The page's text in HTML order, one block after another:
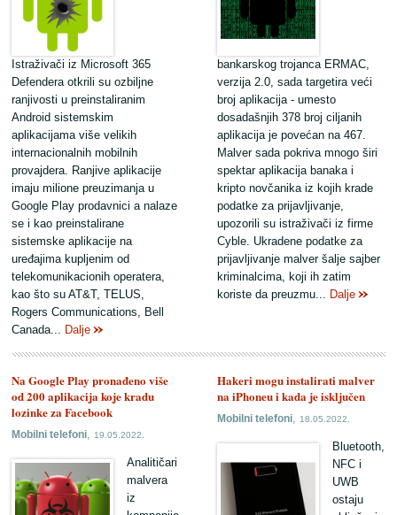
bankarskog trojanca ERMAC,
verzija 2.0, sada targetira veći
broj aplikacija - umesto
dosadašnjih 378 broj ciljanih
aplikacija je povećan na 467.
Malver sada pokriva mnogo širi
spektar aplikacija banaka i
kripto novčanika iz kojih krade
podatke za prijavljivanje,
upozorili su istraživači iz firme
Cyble. Ukradene podatke za
prijavljivanje malver šalje sajber
kriminalcima, koji ih zatim
koriste da preuzmu... Dalje
Istraživači iz Microsoft 365
Defendera otkrili su ozbiljne
ranjivosti u preinstaliranim
Android sistemskim
aplikacijama više velikih
internacionalnih mobilnih
provajdera. Ranjive aplikacije
imaju milione preuzimanja u
Google Play prodavnici a nalaze
se i kao preinstalirane
sistemske aplikacije na
uređajima kupljenim od
telekomunikacionih operatera,
kao što su AT&T, TELUS,
Rogers Communications, Bell
Canada... Dalje
Hakeri mogu instalirati malver
na iPhoneu i kada je isključen
Mobilni telefoni,18.05.2022.
Bluetooth,
NFC i
UWB
ostaju
Na Google Play pronađeno više
od 200 aplikacija koje kradu
lozinke za Facebook
Mobilni telefoni,19.05.2022.
Analitičari
malvera
iz